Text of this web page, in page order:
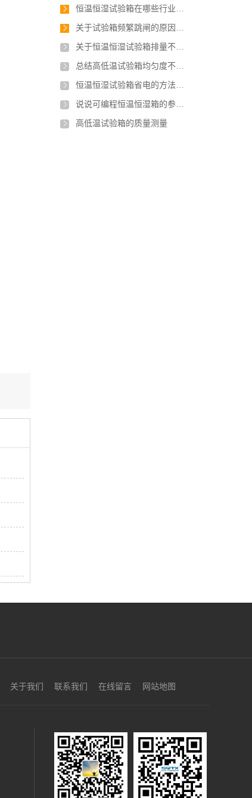
恒温恒湿试验箱在哪些行业应用最广泛？
关于试验箱频繁跳闸的原因，如何解决？
关于恒温恒湿试验箱排量不足有几点原因
总结高低温试验箱均匀度不稳定的原因是什么？
恒温恒湿试验箱省电的方法有哪些？
说说可编程恒温恒湿箱的参数及安装要求
高低温试验箱的质量测量
关于我们 联系我们 在线留言 网站地图